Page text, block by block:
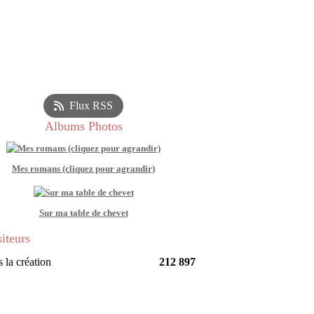
Flux RSS
Albums Photos
Mes romans (cliquez pour agrandir)
Sur ma table de chevet
la création 212 897